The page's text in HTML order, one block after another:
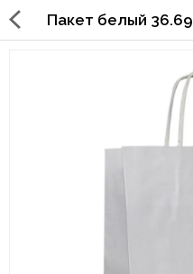
Пакет белый
Упаковка для фаст
Стаканы, крышки, держатели,